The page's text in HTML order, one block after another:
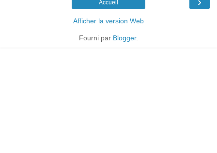
Accueil
Afficher la version Web
Fourni par Blogger.